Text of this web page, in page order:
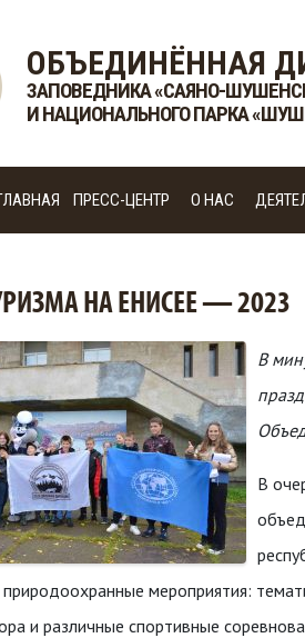
ОБЪЕДИНЁННАЯ
ЗАПОВЕДНИКА «САЯНО-
И НАЦИОНАЛЬНОГО ПАРКА
ПРЕСС-ЦЕНТР О НАС
НА ЕНИСЕЕ — 2023
В
В
мероприятия:
и различные спортивные